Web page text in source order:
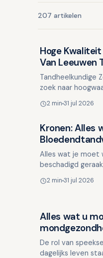
207 artikelen
Overig nieuws
Hoge
Van Leeuwen
Tandheelkundige
zoek naar
persoonlijke…
2 min 31 jul 2026
Overig nieuws
Kronen: Alles
Alles wat je moet
beschadigd
genoeg …
2 min 31 jul 2026
Overig nieuws
Alles wat u
De rol van
dagelijks leven